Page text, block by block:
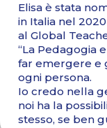
Elisa è stata
in Italia nel
al Global
“La Pedagogia
far emergere e
ogni persona.
Io credo nella
noi ha la
stesso, se ben